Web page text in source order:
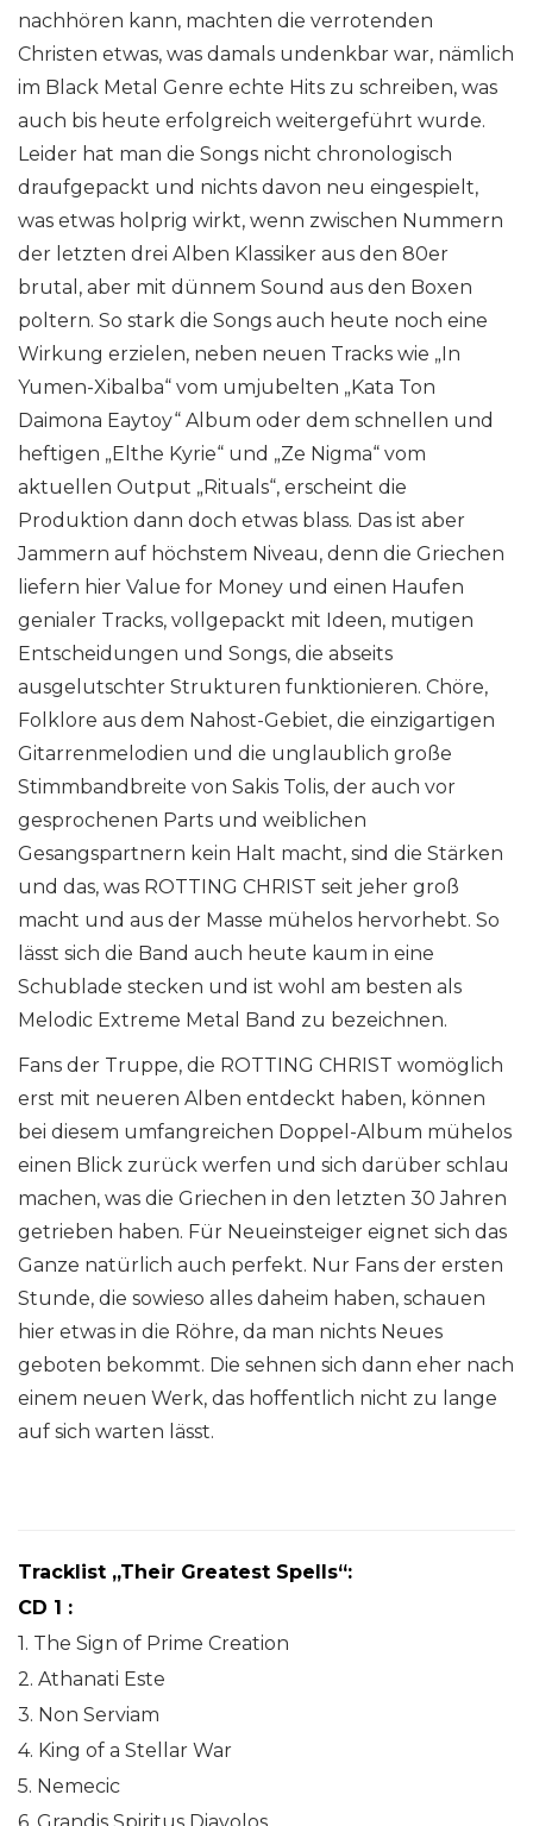
nachhören kann, machten die verrotenden
Christen etwas, was damals undenkbar war, nämlich
im Black Metal Genre echte Hits zu schreiben, was
auch bis heute erfolgreich weitergeführt wurde.
Leider hat man die Songs nicht chronologisch
draufgepackt und nichts davon neu eingespielt,
was etwas holprig wirkt, wenn zwischen Nummern
der letzten drei Alben Klassiker aus den 80er
brutal, aber mit dünnem Sound aus den Boxen
poltern. So stark die Songs auch heute noch eine
Wirkung erzielen, neben neuen Tracks wie „In
Yumen-Xibalba“ vom umjubelten „Kata Ton
Daimona Eaytoy“ Album oder dem schnellen und
heftigen „Elthe Kyrie“ und „Ze Nigma“ vom
aktuellen Output „Rituals“, erscheint die
Produktion dann doch etwas blass. Das ist aber
Jammern auf höchstem Niveau, denn die Griechen
liefern hier Value for Money und einen Haufen
genialer Tracks, vollgepackt mit Ideen, mutigen
Entscheidungen und Songs, die abseits
ausgelutschter Strukturen funktionieren. Chöre,
Folklore aus dem Nahost-Gebiet, die einzigartigen
Gitarrenmelodien und die unglaublich große
Stimmbandbreite von Sakis Tolis, der auch vor
gesprochenen Parts und weiblichen
Gesangspartnern kein Halt macht, sind die Stärken
und das, was ROTTING CHRIST seit jeher groß
macht und aus der Masse mühelos hervorhebt. So
lässt sich die Band auch heute kaum in eine
Schublade stecken und ist wohl am besten als
Melodic Extreme Metal Band zu bezeichnen.
Fans der Truppe, die ROTTING CHRIST womöglich
erst mit neueren Alben entdeckt haben, können
bei diesem umfangreichen Doppel-Album mühelos
einen Blick zurück werfen und sich darüber schlau
machen, was die Griechen in den letzten 30 Jahren
getrieben haben. Für Neueinsteiger eignet sich das
Ganze natürlich auch perfekt. Nur Fans der ersten
Stunde, die sowieso alles daheim haben, schauen
hier etwas in die Röhre, da man nichts Neues
geboten bekommt. Die sehnen sich dann eher nach
einem neuen Werk, das hoffentlich nicht zu lange
auf sich warten lässt.
Tracklist „Their Greatest Spells“:
CD 1 :
1. The Sign of Prime Creation
2. Athanati Este
3. Non Serviam
4. King of a Stellar War
5. Nemecic